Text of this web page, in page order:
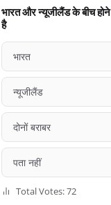
भारत और न्यूजीलैंड के बीच होने
है
भारत
न्यूजीलैंड
दोनों बराबर
पता नहीं
Total Votes: 72